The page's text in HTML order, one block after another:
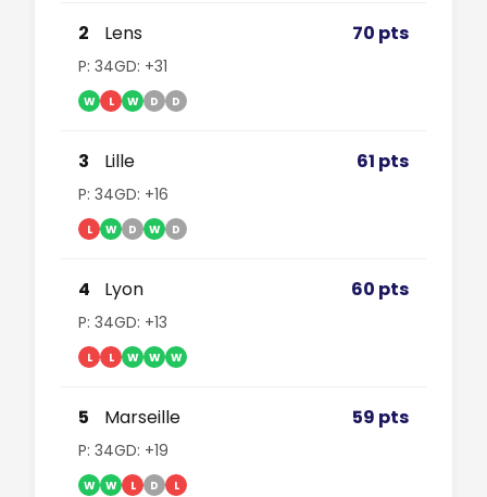
2 Lens 70 pts
P: 34GD: +31
W L W D D
3 Lille 61 pts
P: 34GD: +16
L W D W D
4 Lyon 60 pts
P: 34GD: +13
L L W W W
5 Marseille 59 pts
P: 34GD: +19
W W L D L